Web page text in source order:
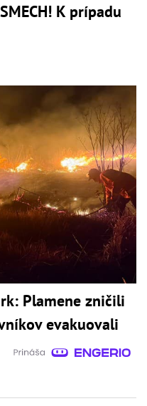
K prípadu
Plamene zničili
evakuovali